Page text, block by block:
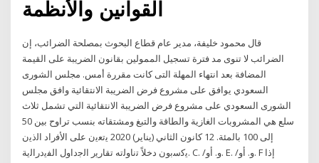
قال محمود خليفة، مدير عام قطاع البحوث بمصلحة الضرائب، إن
الضرائب لا تنوى مد فترة تسجيل الممولين بقانون الضريبة على القيمة
المضافة بعد انتهاء المهلة التى كانت مقررة أمس. مجلس الشورى
السعودي يوافق على مشروع فرض الضريبة الانتقائية وافق مجلس
الشورى السعودي على مشروع فرض الضريبة الانتقائية التي تشمل ثلاث
سلع هي المشروبات الغازية والطاقة والتبغ ومشتقاته بنسب تراوح بين 50
إلى 100 بالمئة. 12 كانون الثاني (يناير) 2020 ﻳﺗﻌﻳﻥ ﻋﻠﻰ ﺍﻷﻓﺭﺍﺩ ﺍﻟﺫﻳﻥ
ﻳﻛﺳﺑﻭﻥ ﺩﺧﻼً ﺗﻧﺎﻭﻟﺗﻪ ﺗﻘﺎﺭﻳﺭ ﺍﻟﺟﺩﺍﻭﻝ ﺍﻟﻔﻳﺩﺭﺍﻟﻳﺔ. C. /ﻭ. ﺃﻭ. E. /ﻭ. ﺃﻭ. F ﺇﺫﺍ